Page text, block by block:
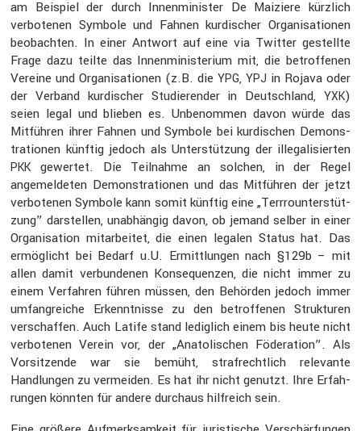
am Beispiel der durch Innen­mi­nister De Maiziere kürzlich
verbo­tenen Symbole und Fahnen kurdi­scher Organi­sa­tionen
beobachten. In einer Antwort auf eine via Twitter gestellte
Frage dazu teilte das Innen­mi­nis­te­rium mit, die betrof­fenen
Vereine und Organi­sa­tionen (z.B. die YPG, YPJ in Rojava oder
der Verband kurdi­scher Studie­render in Deutsch­land, YXK)
seien legal und blieben es. Unbenommen davon würde das
Mitführen ihrer Fahnen und Symbole bei kurdi­schen Demons­
tra­tionen künftig jedoch als Unter­stüt­zung der illega­li­sierten
PKK gewertet. Die Teilnahme an solchen, in der Regel
angemel­deten Demons­tra­tionen und das Mitführen der jetzt
verbo­tenen Symbole kann somit künftig eine „Terrro­un­ter­stüt­
zung” darstellen, unabhängig davon, ob jemand selber in einer
Organi­sa­tion mitar­beitet, die einen legalen Status hat. Das
ermög­licht bei Bedarf u.U. Ermitt­lungen nach §129b – mit
allen damit verbun­denen Konse­quenzen, die nicht immer zu
einem Verfahren führen müssen, den Behörden jedoch immer
umfang­reiche Erkennt­nisse zu den betrof­fenen Struk­turen
verschaffen. Auch Latife stand ledig­lich einem bis heute nicht
verbo­tenen Verein vor, der „Anato­li­schen Födera­tion”. Als
Vorsit­zende war sie bemüht, straf­recht­lich relevante
Handlungen zu vermeiden. Es hat ihr nicht genutzt. Ihre Erfah­
rungen könnten für andere durchaus hilfreich sein.